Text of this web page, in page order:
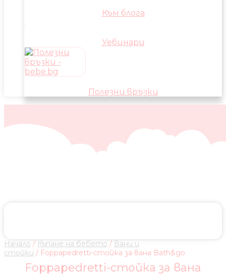
Към блога
Уебинари
Полезни връзки
Начало / Къпане на бебето / Вани и
стойки / Foppapedretti-стойка за вана Bath&go
Foppapedretti-стойка за вана